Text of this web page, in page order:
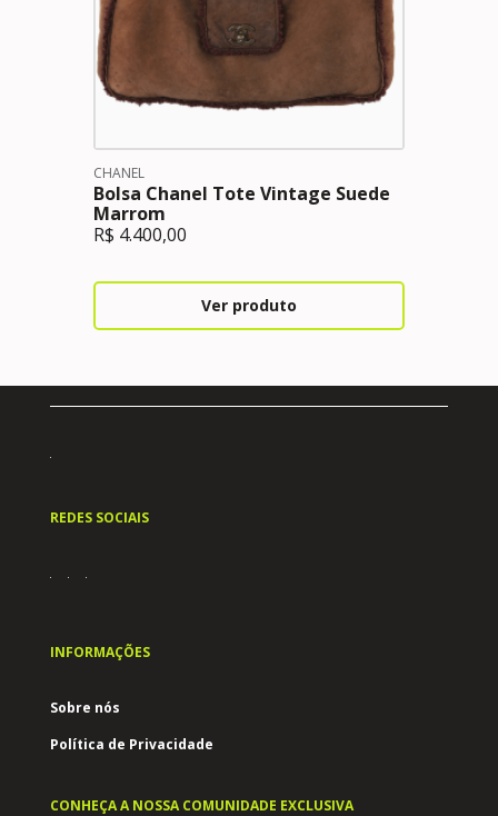
CHANEL
Bolsa Chanel Tote Vintage Suede
Marrom
R$ 4.400,00
Ver produto
REDES SOCIAIS
INFORMAÇÕES
Sobre nós
Política de Privacidade
CONHEÇA A NOSSA COMUNIDADE EXCLUSIVA